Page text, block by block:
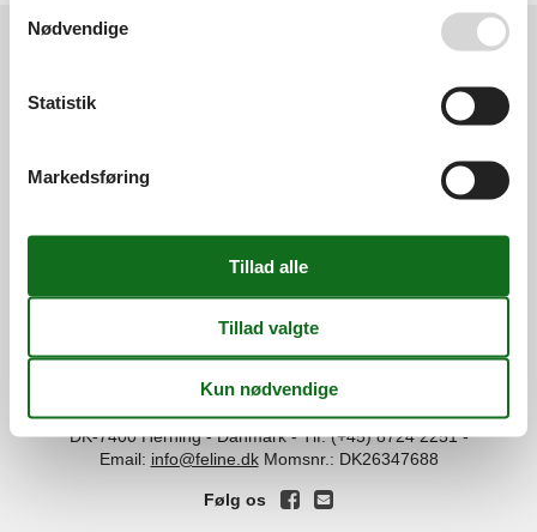
Din tryghed
©Feline Holidays-Feline Holidays A/S-Nygade 8B, 2.th -
DK-7400 Herning-Danmark -Tlf: (+45) 8724 2251-
Email: info@feline.dk Momsnr.: DK26347688
Følg os
Nødvendige
Statistik
Markedsføring